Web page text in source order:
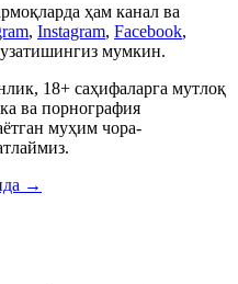
ҳам канал ва
, Instagram, Facebook,
мумкин.
18+ саҳифаларга мутлоқ
ва порнография
муҳим чора-
→